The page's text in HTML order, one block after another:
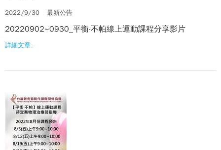
2022/9/30 最新公告
20220902~0930_平衡‧不帕線上運動課程分享影片
詳細文章..